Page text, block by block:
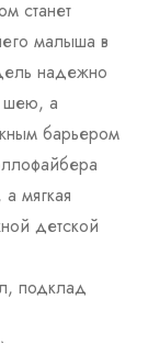
станет
малыша в
надежно
шею, а
барьером
мягкая
детской
подклад